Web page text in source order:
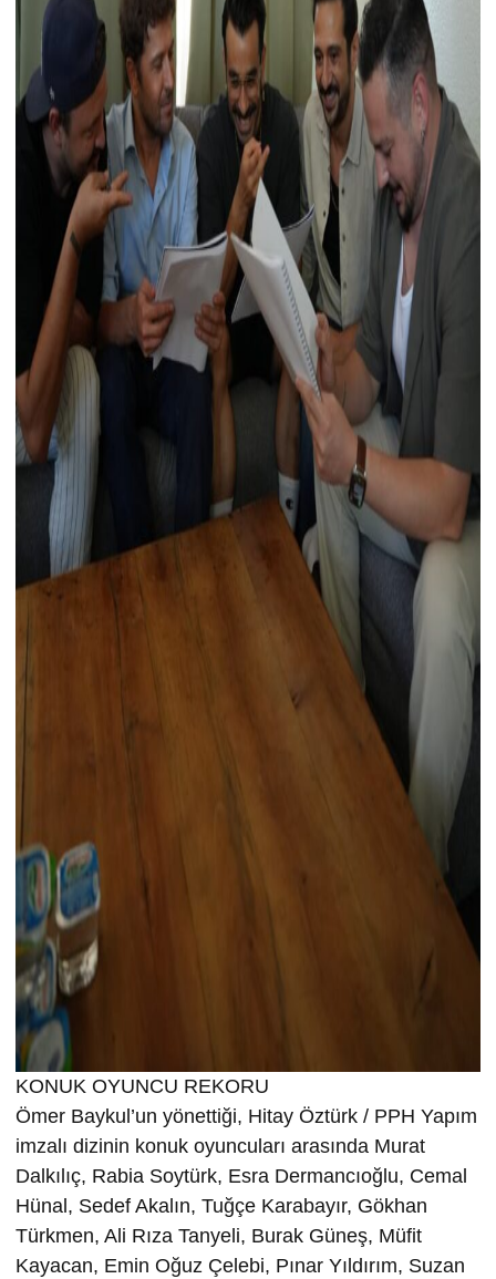
KONUK OYUNCU REKORU
Ömer Baykul’un yönettiği, Hitay Öztürk / PPH Yapım
imzalı dizinin konuk oyuncuları arasında Murat
Dalkılıç, Rabia Soytürk, Esra Dermancıoğlu, Cemal
Hünal, Sedef Akalın, Tuğçe Karabayır, Gökhan
Türkmen, Ali Rıza Tanyeli, Burak Güneş, Müfit
Kayacan, Emin Oğuz Çelebi, Pınar Yıldırım, Suzan